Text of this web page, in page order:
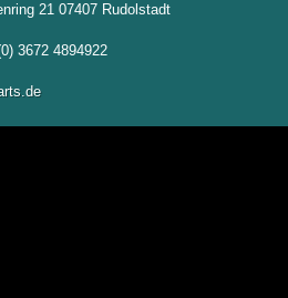
21 07407 Rudolstadt
3672 4894922